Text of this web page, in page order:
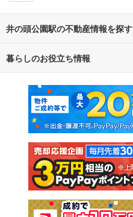
井の頭公園駅の不動産情報を探す
不動産・住宅
新築マンション
新築一戸建て
注文住宅
売却査定
暮らしのお役立ち情報
マンションカタログ